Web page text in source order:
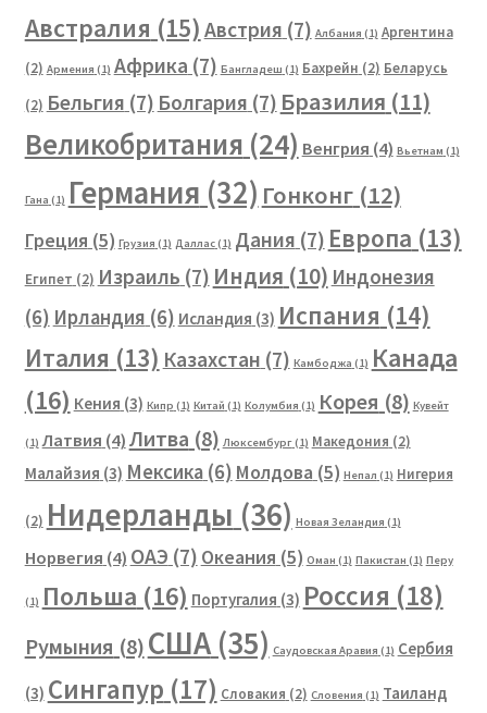
Австралия (15) Австрия (7) Албания (1) Аргентина
(2) Армения (1) Африка (7) Бангладеш (1) Бахрейн (2) Беларусь
(2) Бельгия (7) Болгария (7) Бразилия (11)
Великобритания (24) Венгрия (4) Вьетнам (1)
Гана (1) Германия (32) Гонконг(12)
Греция (5) Грузия (1) Даллас(1) Дания (7) Европа (13)
Египет (2) Израиль (7) Индия (10) Индонезия
(6) Ирландия (6) Исландия (3) Испания (14)
Италия (13) Казахстан (7) Камбоджа (1) Канада
(16) Кения (3) Кипр (1) Китай (1) Колумбия (1) Корея (8) Кувейт
(1) Латвия (4)Литва (8) Люксембург(1) Македония (2)
Малайзия (3) Мексика(6) Молдова (5) Непал (1) Нигерия
(2) Нидерланды (36) Новая Зеландия (1)
Норвегия (4) ОАЭ (7) Океания (5) Оман (1) Пакистан (1) Перу
(1) Польша (16) Португалия (3) Россия (18)
Румыния (8)США(35) Саудовская Аравия (1) Сербия
(3) Сингапур (17) Словакия (2) Словения (1) Таиланд